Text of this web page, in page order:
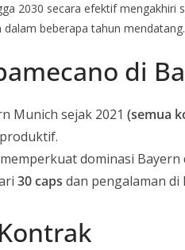
2030 secara efektif mengakhiri
beberapa tahun mendatang.
di
Munich sejak 2021 (semua
dominasi Bayern
30 caps dan pengalaman